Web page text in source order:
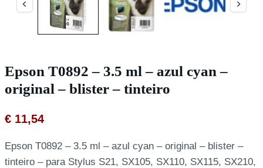
Epson T0892 – 3.5 ml – azul cyan –
original – blister – tinteiro
€ 11,54
Epson T0892 – 3.5 ml – azul cyan – original – blister –
tinteiro – para Stylus S21, SX105, SX110, SX115, SX210,